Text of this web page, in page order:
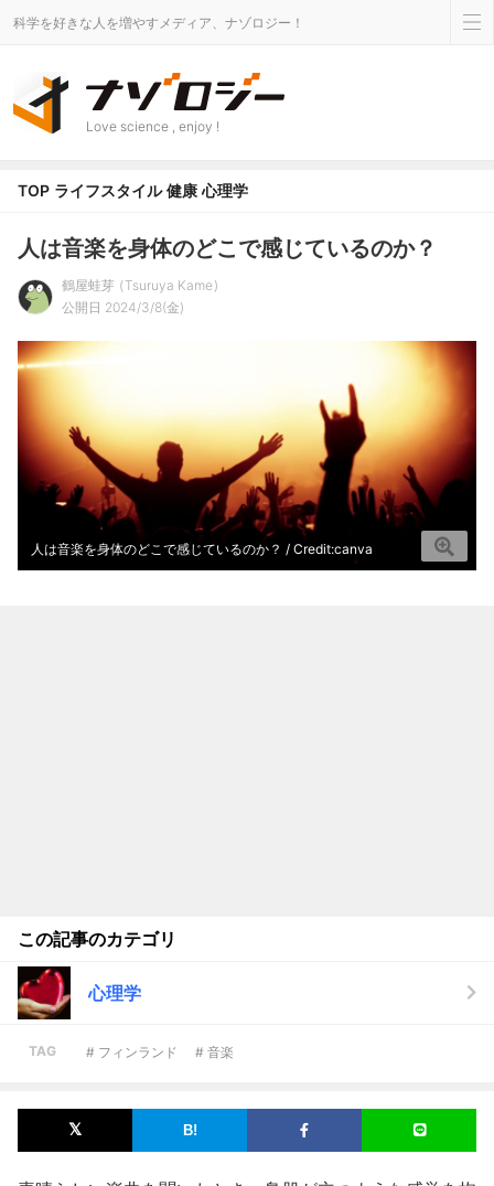
科学を好きな人を増やすメディア、ナゾロジー！
Love science , enjoy !
TOP ライフスタイル 健康 心理学
人は音楽を身体のどこで感じているのか？
鶴屋蛙芽 Tsuruya Kame
公開日 2024/3/8(金)
人は音楽を身体のどこで感じているのか？ / Credit:canva
この記事のカテゴリ
心理学
TAG # フィンランド # 音楽